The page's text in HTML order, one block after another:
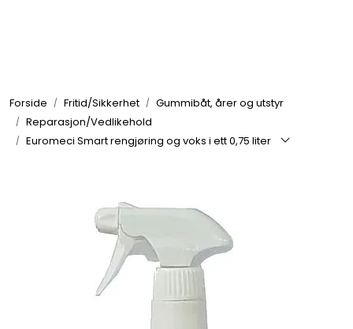
Forside Fritid/Sikkerhet
Gummibåt, årer og utstyr
Reparasjon/Vedlikehold
Euromeci Smart rengjøring og voks i ett 0,75 liter
Elektrisk